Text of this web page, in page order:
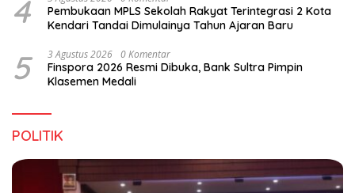
4
Pembukaan MPLS Sekolah Rakyat Terintegrasi 2 Kota
Kendari Tandai Dimulainya Tahun Ajaran Baru
5 3 Agustus 2026 0 Komentar
Finspora 2026 Resmi Dibuka, Bank Sultra Pimpin
Klasemen Medali
POLITIK